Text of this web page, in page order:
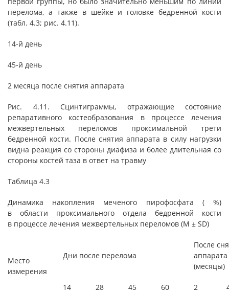
перелома, а также в шейке и головке бедренной кости
(табл. 4.3; рис. 4.11).
14-й день
45-й день
2 месяца после снятия аппарата
Рис. 4.11. Сцинтиграммы, отражающие состояние
репаративного костеобразования в процессе лечения
межвертельных переломов проксимальной трети
бедренной кости. После снятия аппарата в силу нагрузки
видна реакция со стороны диафиза и более длительная со
стороны костей таза в ответ на травму
Таблица 4.3
Динамика накопления меченого пирофосфата ( %)
в области проксимального отдела бедренной кости
в процессе лечения межвертельных переломов (М ± SD)
Место
измерения
Дни после перелома
После
аппарата
(месяцы)
14 28 45 60 2